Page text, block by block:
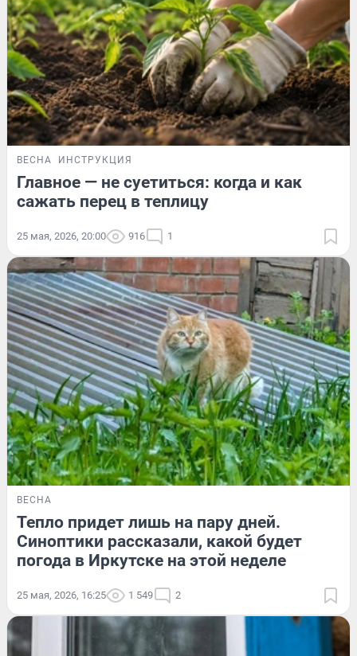
ВЕСНА ИНСТРУКЦИЯ
Главное — не суетиться: когда и как
сажать перец в теплицу
25 мая, 2026, 20:00 916 1
ВЕСНА
Тепло придет лишь на пару дней.
Синоптики рассказали, какой будет
погода в Иркутске на этой неделе
25 мая, 2026, 16:25 1 549 2